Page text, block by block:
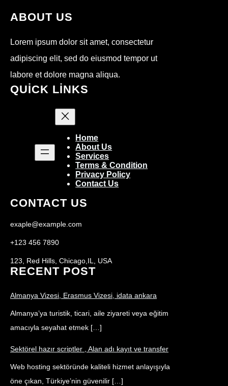
ABOUT US
Lorem ipsum dolor sit amet, consectetur
adipiscing elit, sed do eiusmod tempor ut
labore et dolore magna aliqua.
QUICK LINKS
Home
About Us
Services
Terms & Condition
Privacy Policy
Contact Us
CONTACT US
exaple@example.com
+123 456 7890
123, Red Hills, Chicago,IL, USA
RECENT POST
Almanya Vizesi, Erasmus Vizesi, idata ankara
Almanya’ya turistik, ticari, aile ziyareti veya eğitim
amacıyla seyahat etmek […]
Sektörel hazır scriptler , Alan adı kayıt ve transfer
Web hosting sektöründe kaliteli hizmet anlayışıyla
öne çıkan, Türkiye’nin güvenilir […]